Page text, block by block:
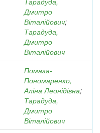
Дмитро
Віталійович;
Тарадуда,
Дмитро
Віталійович
Помаза-
Пономаренко,
Аліна Леонідівна;
Тарадуда,
Дмитро
Віталійович